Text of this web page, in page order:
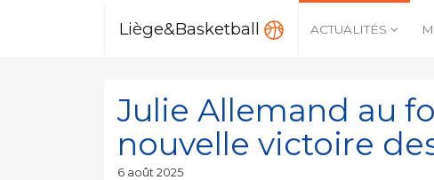
Liège&Basketball ACTUALITÉS
Julie Allemand au
nouvelle victoire
Publié
6 août 2025